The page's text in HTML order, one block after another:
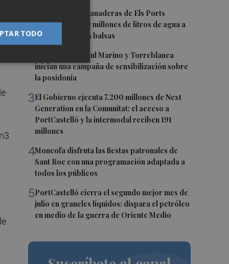
Explotaciones ganaderas de Els Ports
contarán con 20 millones de litros de agua a
través de nuevas balsas
La Fundación Azul Marino y Torreblanca
inician una campaña de sensibilización sobre
la posidonia
3El Gobierno ejecuta 7.200 millones de Next
Generation en la Comunitat: el acceso a
PortCastelló y la intermodal reciben 191
millones
4Moncofa disfruta las fiestas patronales de
Sant Roc con una programación adaptada a
todos los públicos
5PortCastelló cierra el segundo mejor mes de
julio en graneles líquidos: dispara el petróleo
en medio de la guerra de Oriente Medio
TODO